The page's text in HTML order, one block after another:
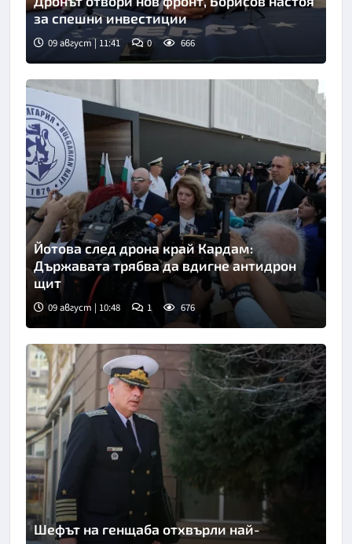
за спешни инвестиции
09 август | 11:41 0 666
Снимка: БТА
Йотова след дрона край Кардам:
Държавата трябва да вдигне антидрон
щит
09 август | 10:48 1 676
Шефът на генщаба отхвърли най-